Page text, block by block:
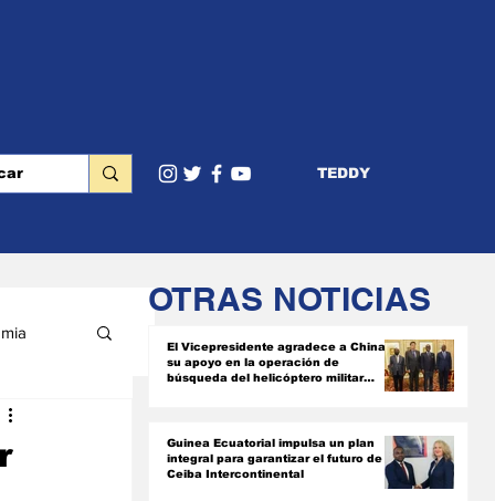
TEDDY
OTRAS NOTICIAS
El Vicepresidente agradece a China
su apoyo en la operación de
búsqueda del helicóptero militar
Guinea Ecuatorial impulsa un plan
integral para garantizar el futuro de
Ceiba Intercontinental